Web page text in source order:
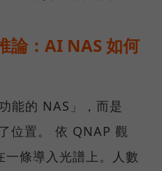
論：AI NAS 如何
能的 NAS」，而是
位置。 依 QNAP 觀
條導入光譜上。人數